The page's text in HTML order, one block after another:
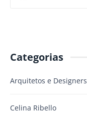
Categorias
Arquitetos e Designers
Celina Ribello